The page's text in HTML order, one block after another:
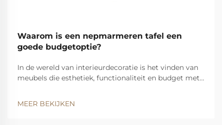
Waarom is een nepmarmeren tafel een
goede budgetoptie?
In de wereld van interieurdecoratie is het vinden van
meubels die esthetiek, functionaliteit en budget met
tafel is uitgegroeid tot een opvallende keuze die
MEER BEKIJKEN